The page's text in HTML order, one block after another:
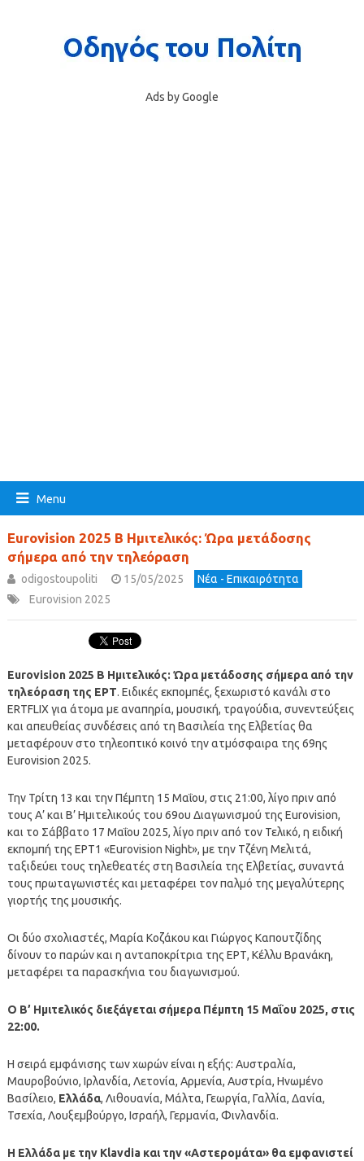
Ads by Google
Menu
Eurovision 2025 B Ημιτελικός: Ώρα μετάδοσης
σήμερα από την τηλεόραση
odigostoupoliti 15/05/2025
Νέα - Επικαιρότητα
Eurovision 2025
Eurovision 2025 B Ημιτελικός: Ώρα μετάδοσης σήμερα από την
τηλεόραση της ΕΡΤ. Ειδικές εκπομπές, ξεχωριστό κανάλι στο
ERTFLIX για άτομα με αναπηρία, μουσική, τραγούδια, συνεντεύξεις
και απευθείας συνδέσεις από τη Βασιλεία της Ελβετίας θα
μεταφέρουν στο τηλεοπτικό κοινό την ατμόσφαιρα της 69ης
Eurovision 2025.
Την Τρίτη 13 και την Πέμπτη 15 Μαΐου, στις 21:00, λίγο πριν από
τους Α’ και Β’ Ημιτελικούς του 69ου Διαγωνισμού της Eurovision,
και το Σάββατο 17 Μαΐου 2025, λίγο πριν από τον Τελικό, η ειδική
εκπομπή της ΕΡΤ1 «Eurovision Night», με την Τζένη Μελιτά,
ταξιδεύει τους τηλεθεατές στη Βασιλεία της Ελβετίας, συναντά
τους πρωταγωνιστές και μεταφέρει τον παλμό της μεγαλύτερης
γιορτής της μουσικής.
Οι δύο σχολιαστές, Μαρία Κοζάκου και Γιώργος Καπουτζίδης
δίνουν το παρών και η ανταποκρίτρια της ΕΡΤ, Κέλλυ Βρανάκη,
μεταφέρει τα παρασκήνια του διαγωνισμού.
Ο Β’ Ημιτελικός διεξάγεται σήμερα Πέμπτη 15 Μαΐου 2025, στις
22:00.
Η σειρά εμφάνισης των χωρών είναι η εξής: Αυστραλία,
Μαυροβούνιο, Ιρλανδία, Λετονία, Αρμενία, Αυστρία, Ηνωμένο
Βασίλειο, Ελλάδα, Λιθουανία, Μάλτα, Γεωργία, Γαλλία, Δανία,
Τσεχία, Λουξεμβούργο, Ισραήλ, Γερμανία, Φινλανδία.
Η Ελλάδα με την Klavdia και την «Αστερομάτα» θα εμφανιστεί